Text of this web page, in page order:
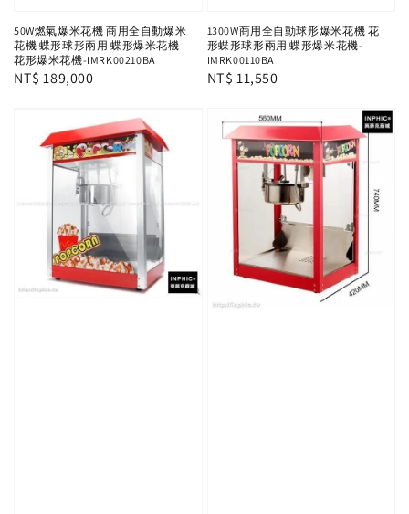
50W燃氣爆米花機 商用全自動爆米
花機 蝶形球形兩用 蝶形爆米花機
花形爆米花機-IMRK00210BA
Regular
NT$ 189,000
1300W商用全自動球形爆米花機 花
形蝶形球形兩用 蝶形爆米花機-
IMRK00110BA
Regular
NT$ 11,550